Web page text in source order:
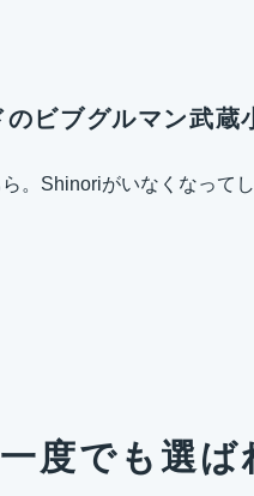
ビブグルマン武蔵
。Shinoriがいなくなってし
度でも選ば